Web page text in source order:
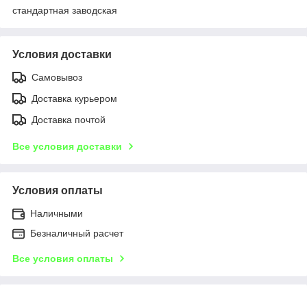
стандартная заводская
Условия доставки
Самовывоз
Доставка курьером
Доставка почтой
Все условия доставки
Условия оплаты
Наличными
Безналичный расчет
Все условия оплаты